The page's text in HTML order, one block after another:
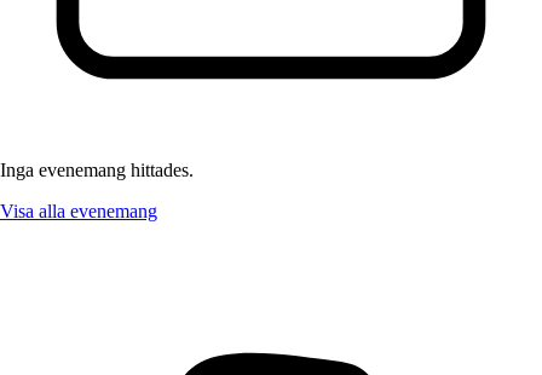
Inga evenemang hittades.
Visa alla evenemang